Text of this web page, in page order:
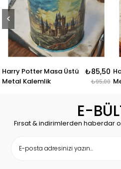
Masa Üstü
₺85,50 Harry Potter
Metal
E-
Fırsat & indirimlerden haberdar